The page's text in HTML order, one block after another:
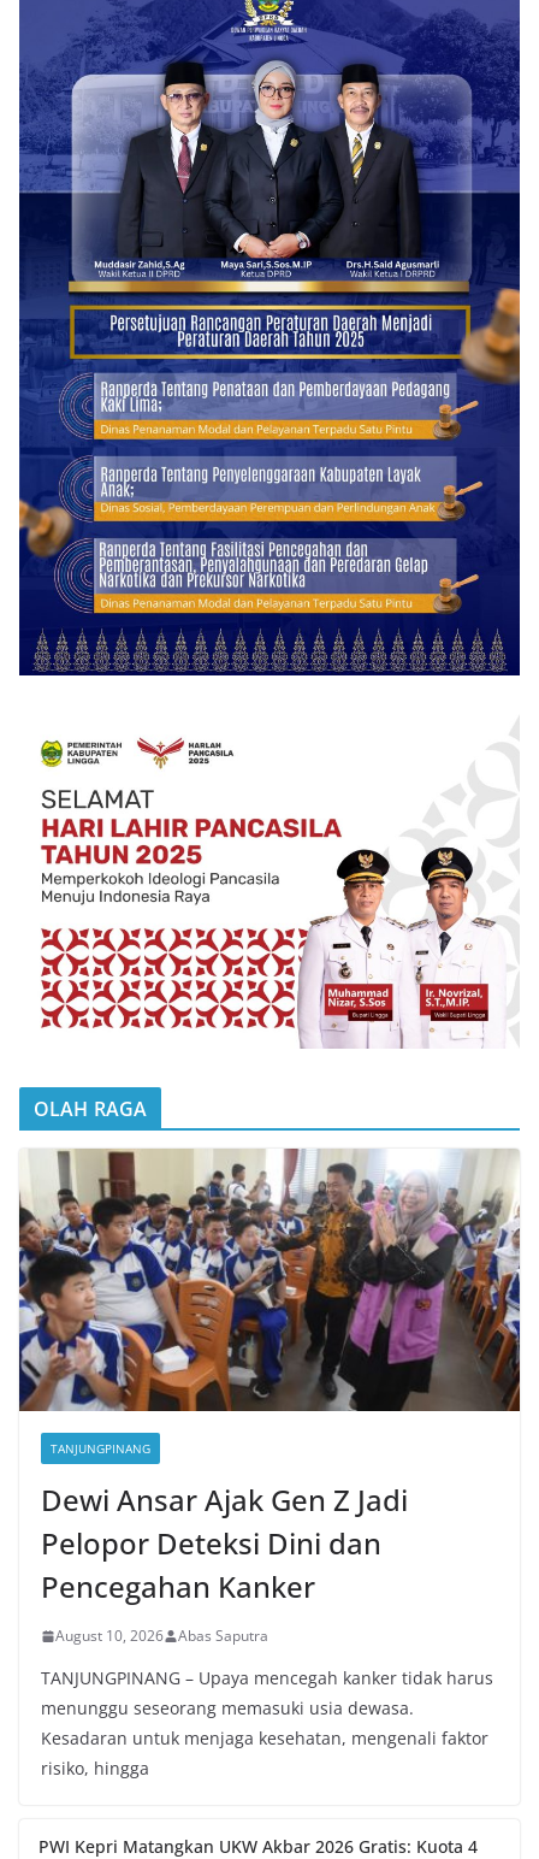
OLAH RAGA
TANJUNGPINANG
Dewi Ansar Ajak Gen Z Jadi
Pelopor Deteksi Dini dan
Pencegahan Kanker
August 10, 2026 Abas Saputra
TANJUNGPINANG – Upaya mencegah kanker tidak harus
menunggu seseorang memasuki usia dewasa.
Kesadaran untuk menjaga kesehatan, mengenali faktor
risiko, hingga
PWI Kepri Matangkan UKW Akbar 2026 Gratis: Kuota 4